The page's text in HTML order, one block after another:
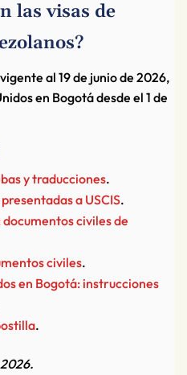
las visas de
al 19 de junio de 2026,
en Bogotá desde el 1 de
y traducciones.
a USCIS.
civiles de
civiles.
en Bogotá: instrucciones
.